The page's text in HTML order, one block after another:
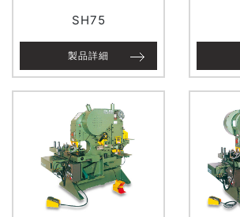
SH75
製品詳細